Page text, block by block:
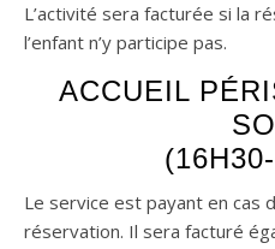
L’activité sera facturée si la
l’enfant n’y participe pas.
ACCUEIL
Le service est payant en cas
réservation. Il sera facturé